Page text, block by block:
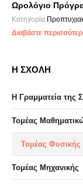
Ωρολόγιο
Κατηγορία
Διαβάστε
Η ΣΧΟΛΗ
Η Γραμματεία της
Τομέας
Τομέας Φυσικής
Τομέας Μηχανικής